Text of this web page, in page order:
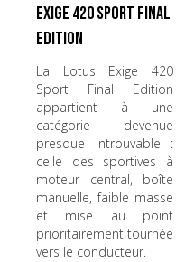
Exige 420 Sport Final
Edition
La Lotus Exige 420
Sport Final Edition
appartient à une
catégorie devenue
presque introuvable :
celle des sportives à
moteur central, boîte
manuelle, faible masse
et mise au point
prioritairement tournée
vers le conducteur.